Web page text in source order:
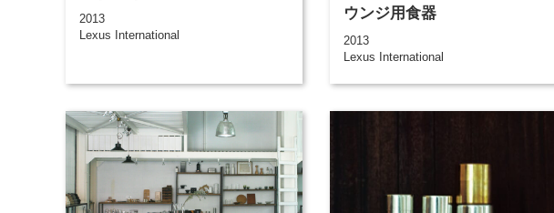
2013
Lexus International
ウンジ用食器
2013
Lexus International